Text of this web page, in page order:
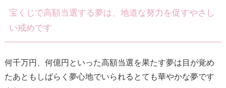
宝くじで高額当選する夢は、地道な努力を促すやさし
い戒めです
何千万円、何億円といった高額当選を果たす夢は目が覚め
たあともしばらく夢心地でいられるとても華やかな夢です